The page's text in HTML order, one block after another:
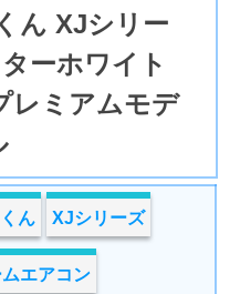
ん XJシリー
ーホワイト
レミアムモデ
ん XJシリーズ
エアコン